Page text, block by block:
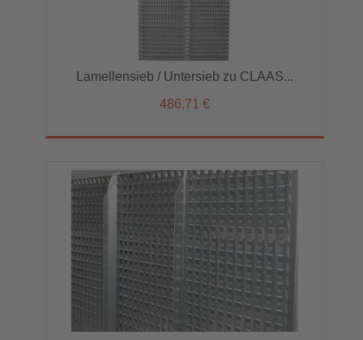
Lamellensieb / Untersieb zu CLAAS...
486,71 €